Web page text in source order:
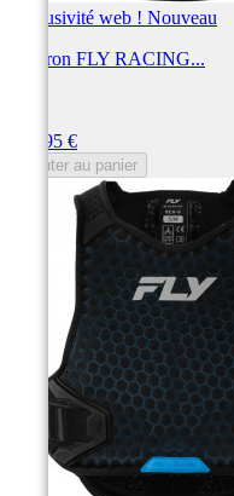
Exclusivité web ! Nouveau
Plastron FLY RACING...
189,95 €
Ajouter au panier